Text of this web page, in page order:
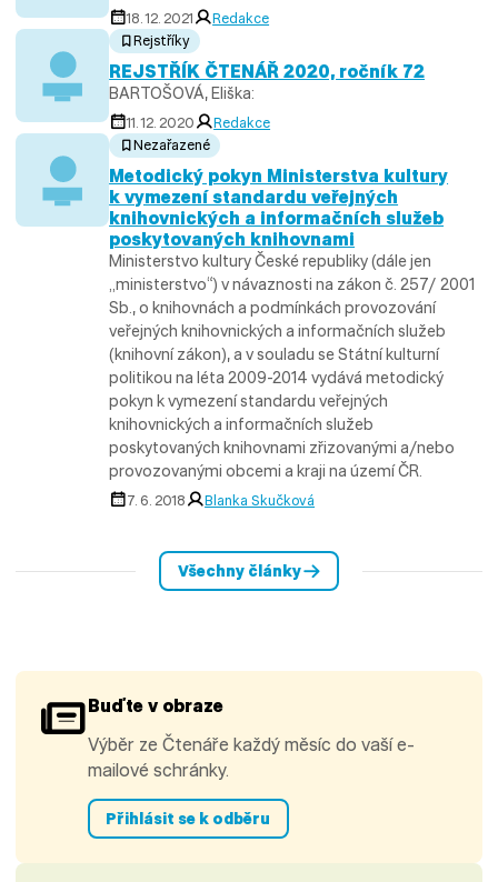
18. 12. 2021
Redakce
Rejstříky
REJSTŘÍK ČTENÁŘ 2020, ročník 72
BARTOŠOVÁ, Eliška:
11. 12. 2020
Redakce
Nezařazené
Metodický pokyn Ministerstva kultury
k vymezení standardu veřejných
knihovnických a informačních služeb
poskytovaných knihovnami
Ministerstvo kultury České republiky (dále jen
„ministerstvo“) v návaznosti na zákon č. 257/ 2001
Sb., o knihovnách a podmínkách provozování
veřejných knihovnických a informačních služeb
(knihovní zákon), a v souladu se Státní kulturní
politikou na léta 2009-2014 vydává metodický
pokyn k vymezení standardu veřejných
knihovnických a informačních služeb
poskytovaných knihovnami zřizovanými a/nebo
provozovanými obcemi a kraji na území ČR.
7. 6. 2018 Blanka Skučková
Všechny články
Buďte v obraze
Výběr ze Čtenáře každý měsíc do vaší e-
mailové schránky.
Přihlásit se k odběru